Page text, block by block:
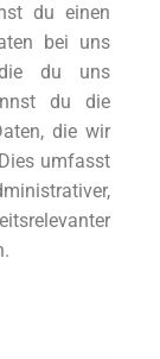
du einen
bei uns
du uns
du die
die wir
umfasst